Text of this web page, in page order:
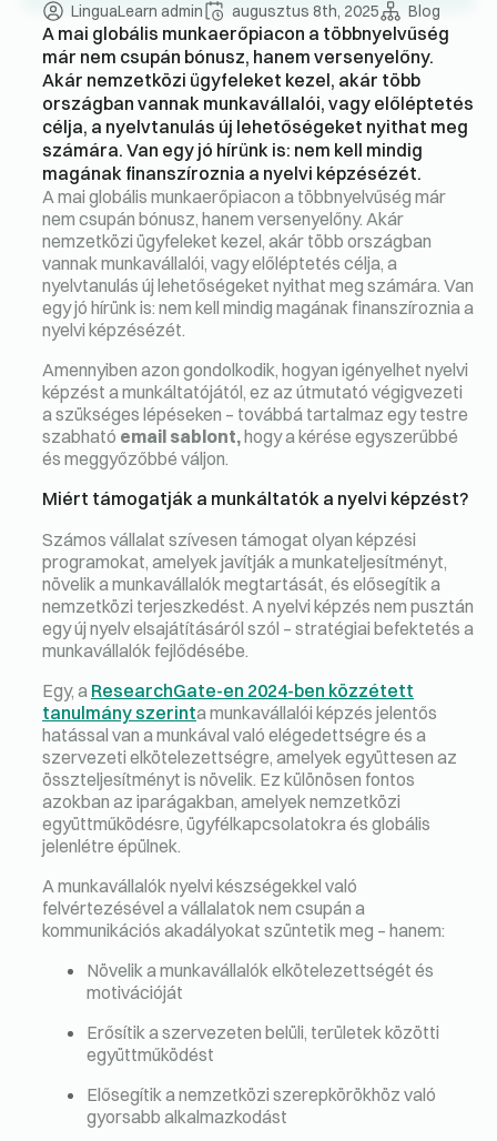
LinguaLearn admin augusztus 8th, 2025 Blog
A mai globális munkaerőpiacon a többnyelvűség
már nem csupán bónusz, hanem versenyelőny.
Akár nemzetközi ügyfeleket kezel, akár több
országban vannak munkavállalói, vagy előléptetés
célja, a nyelvtanulás új lehetőségeket nyithat meg
számára. Van egy jó hírünk is: nem kell mindig
magának finanszíroznia a nyelvi képzésézét.
A mai globális munkaerőpiacon a többnyelvűség már
nem csupán bónusz, hanem versenyelőny. Akár
nemzetközi ügyfeleket kezel, akár több országban
vannak munkavállalói, vagy előléptetés célja, a
nyelvtanulás új lehetőségeket nyithat meg számára. Van
egy jó hírünk is: nem kell mindig magának finanszíroznia a
nyelvi képzésézét.
Amennyiben azon gondolkodik, hogyan igényelhet nyelvi
képzést a munkáltatójától, ez az útmutató végigvezeti
a szükséges lépéseken – továbbá tartalmaz egy testre
szabható email sablont,hogy a kérése egyszerűbbé
és meggyőzőbbé váljon.
Miért támogatják a munkáltatók a nyelvi képzést?
Számos vállalat szívesen támogat olyan képzési
programokat, amelyek javítják a munkateljesítményt,
növelik a munkavállalók megtartását, és elősegítik a
nemzetközi terjeszkedést. A nyelvi képzés nem pusztán
egy új nyelv elsajátításáról szól – stratégiai befektetés a
munkavállalók fejlődésébe.
Egy, a ResearchGate-en 2024-ben közzétett
tanulmány szerinta munkavállalói képzés jelentős
hatással van a munkával való elégedettségre és a
szervezeti elkötelezettségre, amelyek együttesen az
összteljesítményt is növelik. Ez különösen fontos
azokban az iparágakban, amelyek nemzetközi
együttműködésre, ügyfélkapcsolatokra és globális
jelenlétre épülnek.
A munkavállalók nyelvi készségekkel való
felvértezésével a vállalatok nem csupán a
kommunikációs akadályokat szüntetik meg – hanem:
Növelik a munkavállalók elkötelezettségét és
motivációját
Erősítik a szervezeten belüli, területek közötti
együttműködést
Elősegítik a nemzetközi szerepkörökhöz való
gyorsabb alkalmazkodást